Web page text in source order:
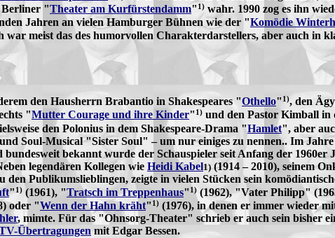
"Theater am Kurfürstendamm" 1) wahr. 1990 zog es ihn
Jahren an vielen Hamburger Bühnen wie der "Komödie
war meist das des humorvollen Charakterdarstellers, aber auch in
den Hausherrn Brabantio in Shakespeares "Othello" 1), den
"Mutter Courage und ihre Kinder" 1) und den Pastor Kimball in
den Polonius in dem Shakespeare-Drama "Hamlet", aber
Soul-Musical "Sister Soul" – um nur einiges zu nennen.. Im
bekannt wurde der Schauspieler seit Anfang der
legendären Kollegen wie Heidi Kabel1)(1914 – 2010), seinem
den Publikumslieblingen, zeigte in vielen Stücken sein
"1) (1961), "Tratsch im Treppenhaus" 1) (1962), "Vater Philipp"
oder "Wenn der Hahn kräht" 1) (1976), in denen er immer wieder
, mimte. Für das "Ohnsorg-Theater" schrieb er auch sein bisher
Übertragungen mit Edgar Bessen.